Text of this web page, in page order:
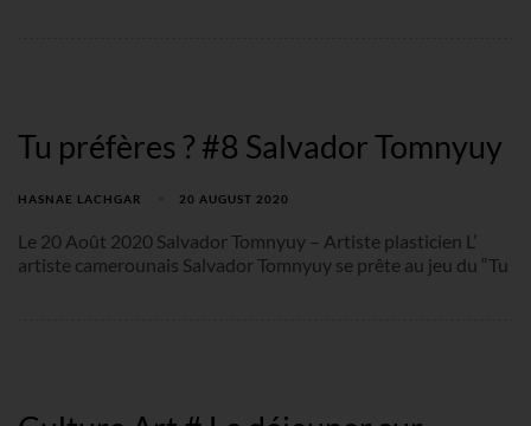
Tu préfères ? #8 Salvador Tomnyuy
HASNAE LACHGAR 20 AUGUST 2020
Le 20 Août 2020 Salvador Tomnyuy – Artiste plasticien L’
artiste camerounais Salvador Tomnyuy se prête au jeu du “Tu